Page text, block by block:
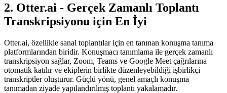
2. Otter.ai - Gerçek Zamanlı Toplantı
Transkripsiyonu için En İyi
Otter.ai, özellikle sanal toplantılar için en tanınan konuşma tanıma
platformlarından biridir. Konuşmacı tanımlama ile gerçek zamanlı
transkripsiyon sağlar, Zoom, Teams ve Google Meet çağrılarına
otomatik katılır ve ekiplerin birlikte düzenleyebildiği işbirlikçi
transkriptler oluşturur. Güçlü yönü, genel amaçlı konuşma
tanımadan ziyade yapılandırılmış toplantı yakalamadır.